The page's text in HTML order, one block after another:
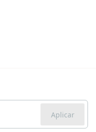
Aplicar